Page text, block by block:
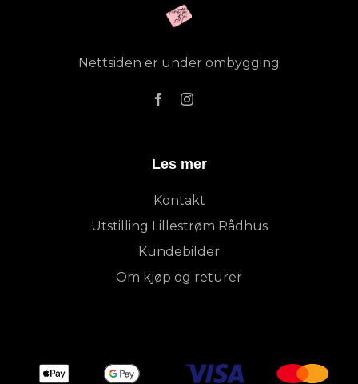
Nettsiden er under ombygging
Les mer
Kontakt
Utstilling Lillestrøm Rådhus
Kundebilder
Om kjøp og returer